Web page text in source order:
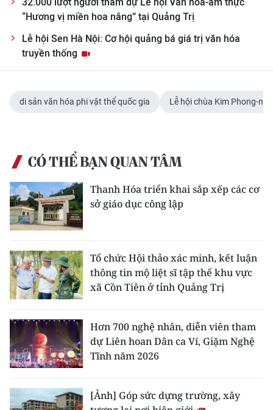
NHÂN DÂN CUỐI TUẦN
NHÂN DÂN HẰNG THÁNG
ĐỌC BÁO IN
FRANÇAIS
РУССКИЙ
ESPAÑOL
한국어
“Hương vị miền hoa nắng” tại Quảng Trị
Lễ hội Sen Hà Nội: Cơ hội quảng bá giá trị văn hóa
truyền thống
di sản văn hóa phi vật thể quốc gia Lễ hội chùa Kim Phong-núi
CÓ THỂ BẠN QUAN TÂM
Thanh Hóa triển khai sắp xếp các cơ
sở giáo dục công lập
Tổ chức Hội thảo xác minh, kết luận
thông tin mộ liệt sĩ tập thể khu vực
xã Cồn Tiên ở tỉnh Quảng Trị
Hơn 700 nghệ nhân, diễn viên tham
dự Liên hoan Dân ca Ví, Giặm Nghệ
Tĩnh năm 2026
[Ảnh] Góp sức dựng trường, xây